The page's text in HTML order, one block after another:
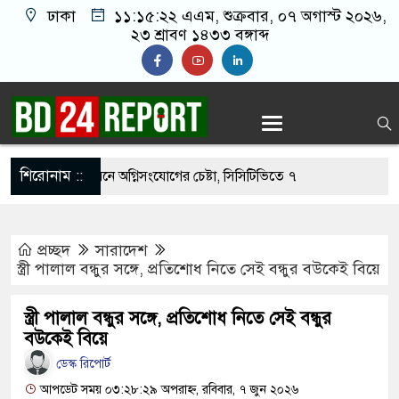
ঢাকা ১১:১৫:২৩ এএম, শুক্রবার, ০৭ অগাস্ট ২০২৬,
২৩ শ্রাবণ ১৪৩৩ বঙ্গাব্দ
শিরোনাম ::
বাসভবনে অগ্নিসংযোগের চেষ্টা, সিসিটিভিতে ৭
ছাড়াই মার্কিন ঘাঁটিতে নিখুঁত হামলা চালান ইরানি
১০০ পরিবারকে নতুন ঘর দেবেন প্রধানমন্ত্রী
ছবি তুলে লন্ডনে বয়ফ্রেন্ডের কাছে পাঠাতেন
প্রচ্ছদ
সারাদেশ
স্ত্রী পালাল বন্ধুর সঙ্গে, প্রতিশোধ নিতে সেই বন্ধুর বউকেই বিয়ে
স্ত্রী পালাল বন্ধুর সঙ্গে, প্রতিশোধ নিতে সেই বন্ধুর
বউকেই বিয়ে
ডেস্ক রিপোর্ট
আপডেট সময় ০৩:২৮:২৯ অপরাহ্ন, রবিবার, ৭ জুন ২০২৬